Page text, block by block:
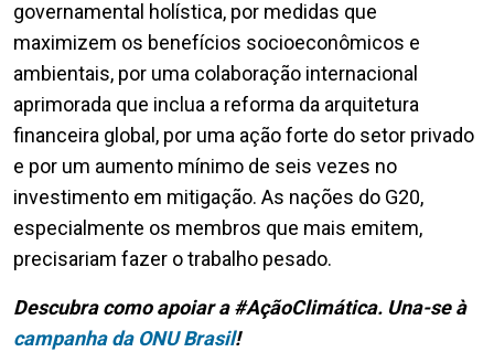
governamental holística, por medidas que
maximizem os benefícios socioeconômicos e
ambientais, por uma colaboração internacional
aprimorada que inclua a reforma da arquitetura
financeira global, por uma ação forte do setor privado
e por um aumento mínimo de seis vezes no
investimento em mitigação. As nações do G20,
especialmente os membros que mais emitem,
precisariam fazer o trabalho pesado.
Descubra como apoiar a #AçãoClimática. Una-se à
campanha da ONU Brasil!